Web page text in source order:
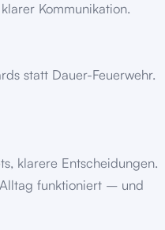
Kommunikation.
statt Dauer-Feuerwehr.
klarere Entscheidungen.
funktioniert – und